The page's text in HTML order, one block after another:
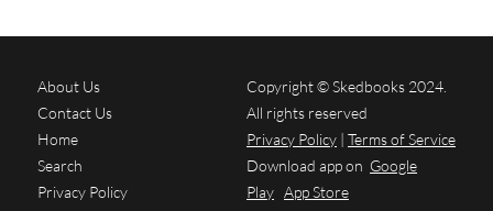
About Us
Contact Us
Home
Search
Privacy Policy
Copyright © Skedbooks 2024.
All rights reserved
Privacy Policy | Terms of Service
Download app on Google
Play App Store